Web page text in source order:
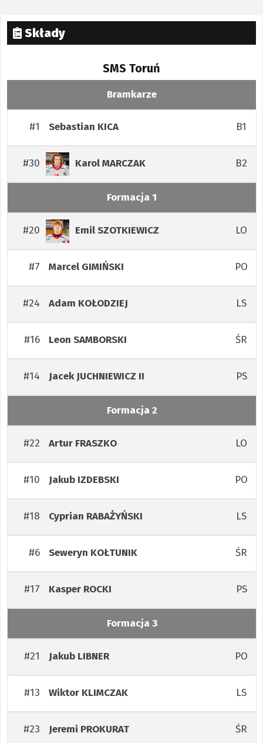
Składy
SMS Toruń
Bramkarze
#1 Sebastian KICA B1
#30 KarolMARCZAK B2
Formacja 1
#20 EmilSZOTKIEWICZ LO
#7 Marcel GIMIŃSKI PO
#24 Adam KOŁODZIEJ LS
#16 Leon SAMBORSKI ŚR
#14 JacekJUCHNIEWICZ II PS
Formacja 2
#22 Artur FRASZKO LO
#10 Jakub IZDEBSKI PO
#18 Cyprian RABAŻYŃSKI LS
#6 Seweryn KOŁTUNIK ŚR
#17 Kasper ROCKI PS
Formacja 3
#21 Jakub LIBNER PO
#13 Wiktor KLIMCZAK LS
#23 Jeremi PROKURAT ŚR